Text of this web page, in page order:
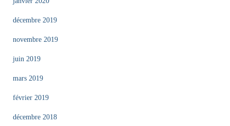
décembre 2019
novembre 2019
juin 2019
mars 2019
février 2019
décembre 2018